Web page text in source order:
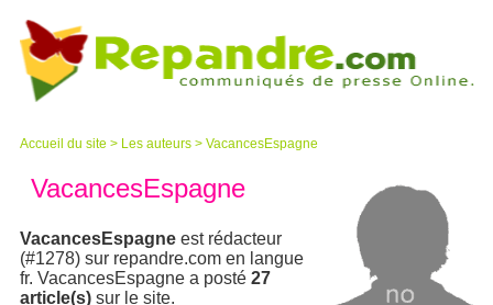
Accueil du site > Les auteurs > VacancesEspagne
VacancesEspagne
VacancesEspagne est rédacteur
(#1278) sur repandre.com en langue
fr. VacancesEspagne a posté 27
article(s) sur le site.